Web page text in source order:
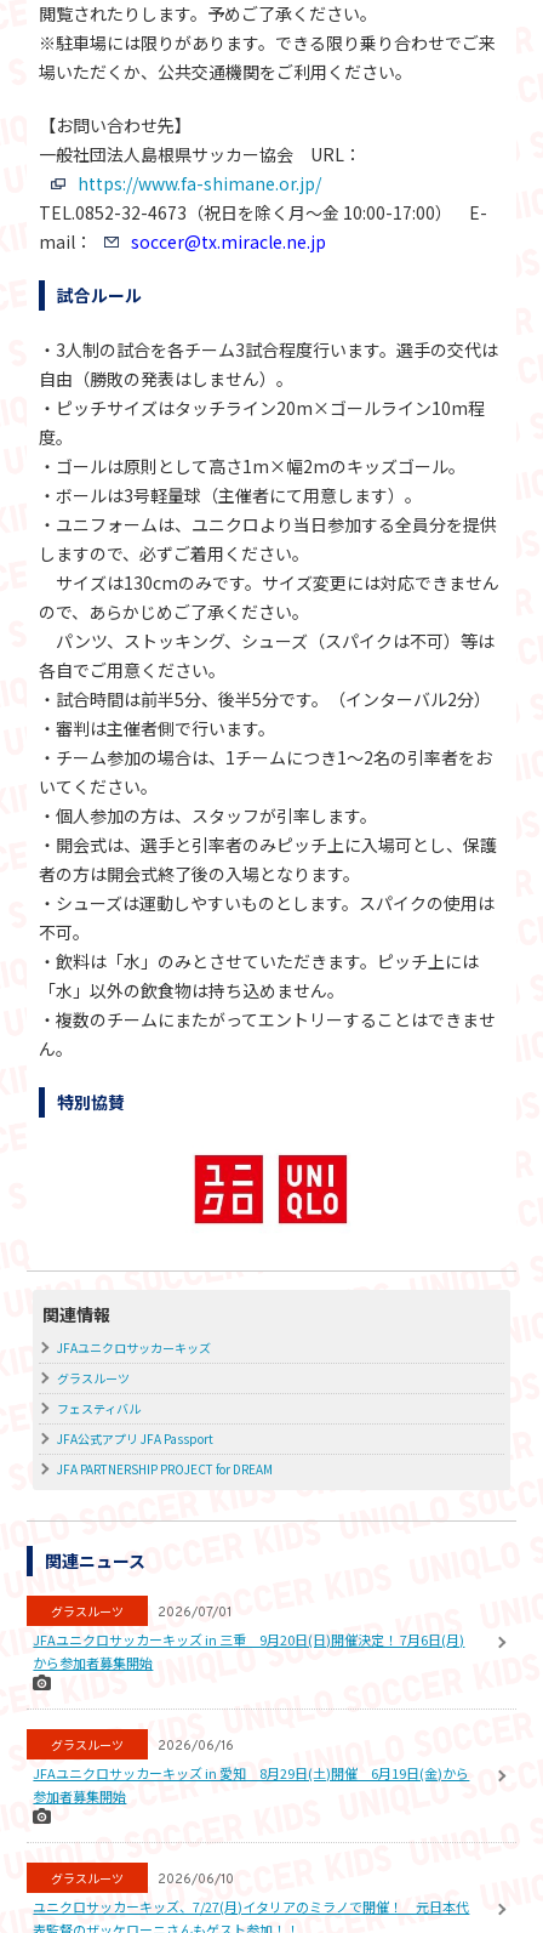
閲覧されたりします。予めご了承ください。
※駐車場には限りがあります。できる限り乗り合わせでご来
場いただくか、公共交通機関をご利用ください。
【お問い合わせ先】
一般社団法人島根県サッカー協会 URL：
https://www.fa-shimane.or.jp/
TEL.0852-32-4673（祝日を除く月～金 10:00-17:00） E-
mail：
soccer@tx.miracle.ne.jp
試合ルール
・3人制の試合を各チーム3試合程度行います。選手の交代は
自由（勝敗の発表はしません）。
・ピッチサイズはタッチライン20m×ゴールライン10m程
度。
・ゴールは原則として高さ1m×幅2mのキッズゴール。
・ボールは3号軽量球（主催者にて用意します）。
・ユニフォームは、ユニクロより当日参加する全員分を提供
しますので、必ずご着用ください。
サイズは130cmのみです。サイズ変更には対応できません
ので、あらかじめご了承ください。
パンツ、ストッキング、シューズ（スパイクは不可）等は
各自でご用意ください。
・試合時間は前半5分、後半5分です。（インターバル2分）
・審判は主催者側で行います。
・チーム参加の場合は、1チームにつき1～2名の引率者をお
いてください。
・個人参加の方は、スタッフが引率します。
・開会式は、選手と引率者のみピッチ上に入場可とし、保護
者の方は開会式終了後の入場となります。
・シューズは運動しやすいものとします。スパイクの使用は
不可。
・飲料は「水」のみとさせていただきます。ピッチ上には
「水」以外の飲食物は持ち込めません。
・複数のチームにまたがってエントリーすることはできませ
ん。
特別協賛
関連情報
JFAユニクロサッカーキッズ
グラスルーツ
フェスティバル
JFA公式アプリ JFA Passport
JFA PARTNERSHIP PROJECT for DREAM
関連ニュース
グラスルーツ 2026/07/01
JFAユニクロサッカーキッズ in 三重 9月20日(日)開催決定！ 7月6日(月)
から参加者募集開始
グラスルーツ 2026/06/16
JFAユニクロサッカーキッズ in 愛知 8月29日(土)開催 6月19日(金)から
参加者募集開始
グラスルーツ 2026/06/10
ユニクロサッカーキッズ、7/27(月)イタリアのミラノで開催！ 元日本代